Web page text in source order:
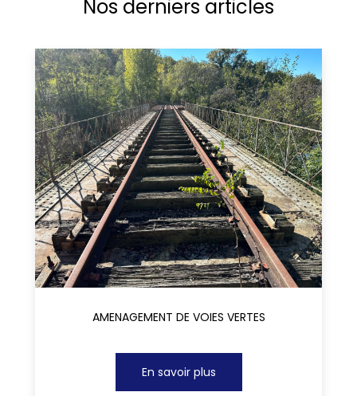
Nos derniers articles
AMENAGEMENT DE VOIES VERTES
En savoir plus